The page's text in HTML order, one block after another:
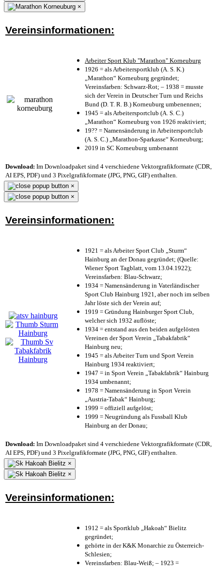
×
Vereinsinformationen:
Arbeiter Sport Klub "Marathon" Korneuburg
1926 = als Arbeitersportklub (A. S. K.)
„Marathon“ Korneuburg gegründet;
Vereinsfarben: Schwarz-Rot; – 1938 = musste
sich der Verein in Deutscher Turn und Reichs
Bund (D. T. R. B.) Korneuburg umbenennen;
1945 = als Arbeitersportclub (A. S. C.)
„Marathon“ Korneuburg von 1926 reaktiviert;
19?? = Namensänderung in Arbeitersportclub
(A. S. C.) „Marathon-Sparkasse“ Korneuburg;
2019 in SC Korneuburg umbenannt
Download: Im Downloadpaket sind 4 verschiedene Vektorgrafikformate (CDR,
AI EPS, PDF) und 3 Pixelgrafikformate (JPG, PNG, GIF) enthalten.
×
×
Vereinsinformationen:
1921 = als Arbeiter Sport Club „Sturm“
Hainburg an der Donau gegründet; (Quelle:
Wiener Sport Tagblatt, vom 13.04.1922);
Vereinsfarben: Blau-Schwarz;
1934 = Namensänderung in Vaterländischer
Sport Club Hainburg 1921, aber noch im selben
Jahr löste sich der Verein auf;
1919 = Gründung Hainburger Sport Club,
welcher sich 1932 auflöste;
1934 = entstand aus den beiden aufgelösten
Vereinen der Sport Verein „Tabakfabrik“
Hainburg neu;
1945 = als Arbeiter Turn und Sport Verein
Hainburg 1934 reaktiviert;
1947 = in Sport Verein „Tabakfabrik“ Hainburg
1934 umbenannt;
1978 = Namensänderung in Sport Verein
„Austria-Tabak“ Hainburg;
1999 = offiziell aufgelöst;
1999 = Neugründung als Fussball Klub
Hainburg an der Donau;
Download: Im Downloadpaket sind 4 verschiedene Vektorgrafikformate (CDR,
AI EPS, PDF) und 3 Pixelgrafikformate (JPG, PNG, GIF) enthalten.
×
×
Vereinsinformationen:
1912 = als Sportklub „Hakoah“ Bielitz
gegründet;
gehörte in der K&K Monarchie zu Österreich-
Schlesien;
Vereinsfarben: Blau-Weiß; – 1923 =